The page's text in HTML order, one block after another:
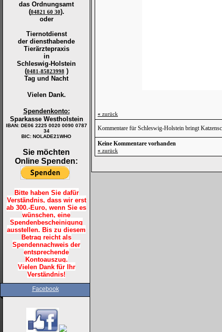
das Ordnungsamt
(04821 60 30).
oder
Tiernotdienst
der diensthabende
Tierärztepraxis
in
Schleswig-Holstein
(0481-85823998 )
Tag und Nacht
Vielen Dank.
Spendenkonto:
Sparkasse Westholstein
IBAN: DE06 2225 0020 0090 0787
34
BIC: NOLADE21WHO
Sie möchten
Online Spenden:
Bitte haben Sie dafür
Verständnis, dass wir erst
ab 300.-Euro, wenn Sie es
wünschen, eine
Spendenbescheinigung
ausstellen. Bis zu diesem
Betrag reicht als
Spendennachweis der
entsprechende
Kontoauszug.
Vielen Dank für Ihr
Verständnis!
Facebook
« zurück
Kommentare für Schleswig-Holstein bringt
Keine Kommentare vorhanden
« zurück